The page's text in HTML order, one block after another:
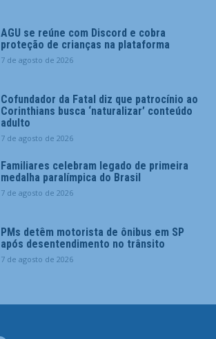
AGU se reúne com Discord e cobra
proteção de crianças na plataforma
7 de agosto de 2026
Cofundador da Fatal diz que patrocínio ao
Corinthians busca ‘naturalizar’ conteúdo
adulto
7 de agosto de 2026
Familiares celebram legado de primeira
medalha paralímpica do Brasil
7 de agosto de 2026
PMs detêm motorista de ônibus em SP
após desentendimento no trânsito
7 de agosto de 2026